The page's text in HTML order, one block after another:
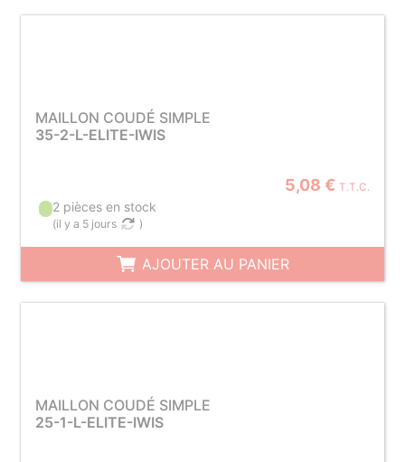
MAILLON COUDÉ SIMPLE
35-2-L-ELITE-IWIS
5,08 € T.T.C.
2 pièces en stock
(il y a 5 jours )
AJOUTER AU PANIER
MAILLON COUDÉ SIMPLE
25-1-L-ELITE-IWIS